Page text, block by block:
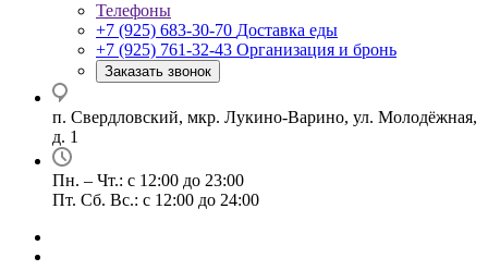
Телефоны
+7 (925) 683-30-70 Доставка еды
+7 (925) 761-32-43 Организация и бронь
Заказать звонок
п. Свердловский, мкр. Лукино-Варино, ул. Молодёжная,
д. 1
Пн. – Чт.: с 12:00 до 23:00
Пт. Сб. Вс.: с 12:00 до 24:00